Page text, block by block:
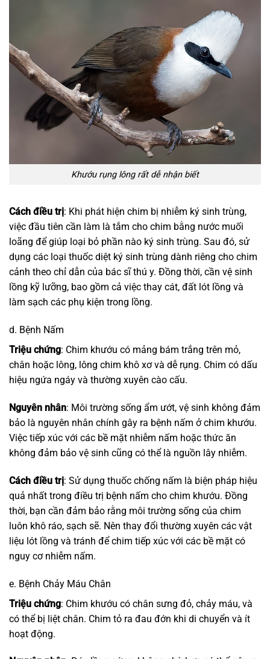
Khướu rụng lông rất dễ nhận biết
Cách điều trị: Khi phát hiện chim bị nhiễm ký sinh trùng,
việc đầu tiên cần làm là tắm cho chim bằng nước muối
loãng để giúp loại bỏ phần nào ký sinh trùng. Sau đó, sử
dụng các loại thuốc diệt ký sinh trùng dành riêng cho chim
cảnh theo chỉ dẫn của bác sĩ thú y. Đồng thời, cần vệ sinh
lồng kỹ lưỡng, bao gồm cả việc thay cát, đất lót lồng và
làm sạch các phụ kiện trong lồng.
d. Bệnh Nấm
Triệu chứng: Chim khướu có mảng bám trắng trên mỏ,
chân hoặc lông, lông chim khô xơ và dễ rụng. Chim có dấu
hiệu ngứa ngáy và thường xuyên cào cấu.
Nguyên nhân: Môi trường sống ẩm ướt, vệ sinh không đảm
bảo là nguyên nhân chính gây ra bệnh nấm ở chim khướu.
Việc tiếp xúc với các bề mặt nhiễm nấm hoặc thức ăn
không đảm bảo vệ sinh cũng có thể là nguồn lây nhiễm.
Cách điều trị: Sử dụng thuốc chống nấm là biện pháp hiệu
quả nhất trong điều trị bệnh nấm cho chim khướu. Đồng
thời, bạn cần đảm bảo rằng môi trường sống của chim
luôn khô ráo, sạch sẽ. Nên thay đổi thường xuyên các vật
liệu lót lồng và tránh để chim tiếp xúc với các bề mặt có
nguy cơ nhiễm nấm.
e. Bệnh Chảy Máu Chân
Triệu chứng: Chim khướu có chân sưng đỏ, chảy máu, và
có thể bị liệt chân. Chim tỏ ra đau đớn khi di chuyển và ít
hoạt động.